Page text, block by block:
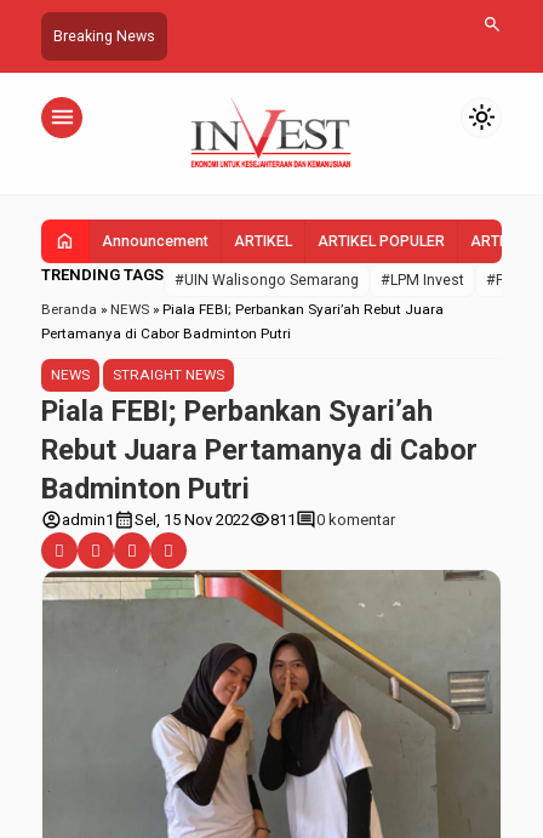
Breaking News search
menu light_mode
home Announcement ARTIKEL ARTIKEL POPULER ARTIKEL
TRENDING TAGS #UIN Walisongo Semarang #LPM Invest
#FEBI
Beranda » NEWS » Piala FEBI; Perbankan Syari’ah Rebut Juara
Pertamanya di Cabor Badminton Putri
NEWS STRAIGHT NEWS
Piala FEBI; Perbankan Syari’ah
Rebut Juara Pertamanya di Cabor
Badminton Putri
account_circleadmin1 calendar_monthSel, 15 Nov 2022visibility811 comment0 komentar